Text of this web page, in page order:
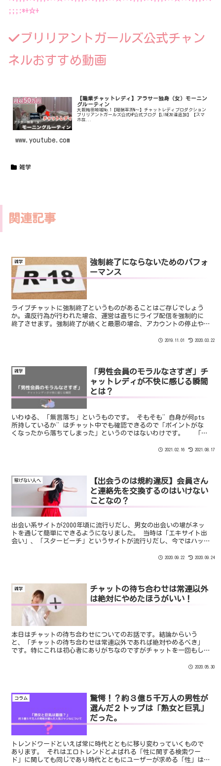
;;;:*+☆+
ブリリアントガールズ公式チャン
ネルおすすめ動画
【職業チャットレディ】アラサー独身（女）モーニン
グルーティン
大阪梅田地域No.1【報酬率35%〜】チャットレディプロダクション
ブリリアントガールズ公式HP公式ブログ【LINE友達追加】【スマ
ホ在...
www.youtube.com
雑学
関連記事
雑学
強制終了にならないためのパフォ
ーマンス
ライブチャットに強制終了というものがあることはご存じでしょう
か。違反行為が行われた場合、運営は直ちにライブ配信を強制的に
終了させます。強制終了が続くと最悪の場合、アカウントの停止や
らないよう、アダルトのパフォーマンスには細心の注意を払いまし
2019.11.01 2020.03.22
雑学
「男性会員のモラルなさすぎ」チ
ャットレディが不快に感じる瞬間
とは？
いわゆる、「無言落ち」というものです。 そもそも”自身が何pts
所持しているか”はチャット中でも確認できるので「ポイントがな
くなったから落ちてしまった」というのではないわけです。 「も
い。何も言わずに落ちちゃえ」 という心理からくる可能性が非常
2021.02.16 2021.08.17
稼げない人へ
【出会うのは規約違反】会員さん
と連絡先を交換するのはいけない
ことなの？
出会い系サイトが2000年頃に流行りだし、男女の出会いの場がネッ
トを通じて簡単にできるようになりました。 当時は「エキサイト出
会い」、「スタービーチ」というサイトが流行りだし、今ではハッ
出会いを求めるのは出会い系サイトだけではなくライブチャットで
2020.09.22 2020.09.24
雑学
チャットの待ち合わせは常連以外
は絶対にやめたほうがいい！
本日はチャットの待ち合わせについてのお話です。結論からいう
と、「チャットの待ち合わせは常連以外であれば絶対やめるべき」
です。特にこれは初心者にありがちなのですがチャットを一回もし
2020.05.30
コラム
驚愕！？約３億５千万人の男性が
選んだ２トップは「熟女と巨乳」
だった。
トレンドワードといえば常に時代とともに移り変わっていくもので
あります。 それはエロトレンドとよばれる「性に関する検索ワー
ド」に関しても同じであり時代とともにユーザーが求める「性」は